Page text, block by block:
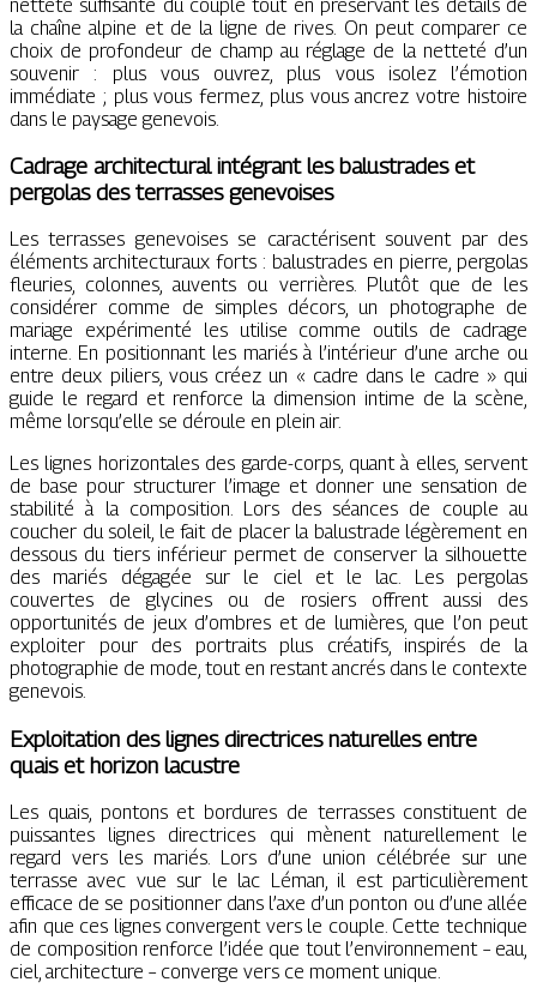
netteté suffisante du couple tout en préservant les détails de
la chaîne alpine et de la ligne de rives. On peut comparer ce
choix de profondeur de champ au réglage de la netteté d’un
souvenir : plus vous ouvrez, plus vous isolez l’émotion
immédiate ; plus vous fermez, plus vous ancrez votre histoire
dans le paysage genevois.
Cadrage architectural intégrant les balustrades et
pergolas des terrasses genevoises
Les terrasses genevoises se caractérisent souvent par des
éléments architecturaux forts : balustrades en pierre, pergolas
fleuries, colonnes, auvents ou verrières. Plutôt que de les
considérer comme de simples décors, un photographe de
mariage expérimenté les utilise comme outils de cadrage
interne. En positionnant les mariés à l’intérieur d’une arche ou
entre deux piliers, vous créez un « cadre dans le cadre » qui
guide le regard et renforce la dimension intime de la scène,
même lorsqu’elle se déroule en plein air.
Les lignes horizontales des garde-corps, quant à elles, servent
de base pour structurer l’image et donner une sensation de
stabilité à la composition. Lors des séances de couple au
coucher du soleil, le fait de placer la balustrade légèrement en
dessous du tiers inférieur permet de conserver la silhouette
des mariés dégagée sur le ciel et le lac. Les pergolas
couvertes de glycines ou de rosiers offrent aussi des
opportunités de jeux d’ombres et de lumières, que l’on peut
exploiter pour des portraits plus créatifs, inspirés de la
photographie de mode, tout en restant ancrés dans le contexte
genevois.
Exploitation des lignes directrices naturelles entre
quais et horizon lacustre
Les quais, pontons et bordures de terrasses constituent de
puissantes lignes directrices qui mènent naturellement le
regard vers les mariés. Lors d’une union célébrée sur une
terrasse avec vue sur le lac Léman, il est particulièrement
efficace de se positionner dans l’axe d’un ponton ou d’une allée
afin que ces lignes convergent vers le couple. Cette technique
de composition renforce l’idée que tout l’environnement – eau,
ciel, architecture – converge vers ce moment unique.